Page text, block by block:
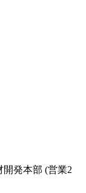
発本部 (営業2